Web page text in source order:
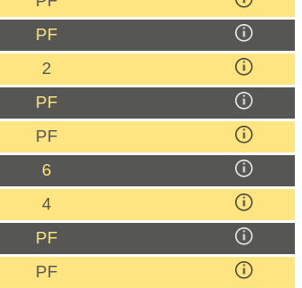
PF
2
PF
PF
6
4
PF
PF